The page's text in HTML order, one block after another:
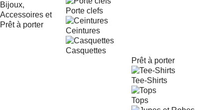
Porte clefs
Ceintures
Casquettes
Prêt à porter
Tee-Shirts
Tops